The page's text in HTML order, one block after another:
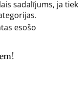
sadalījums, ja tiek
esošo